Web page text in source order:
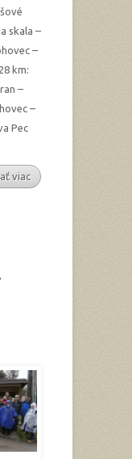
skala –
–
km:
–
–
Pec
viac